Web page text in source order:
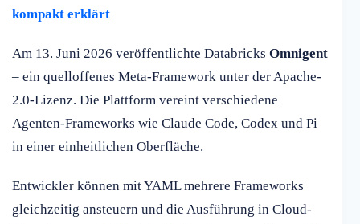
kompakt erklärt
Am 13. Juni 2026 veröffentlichte Databricks Omnigent
– ein quelloffenes Meta-Framework unter der Apache-
2.0-Lizenz. Die Plattform vereint verschiedene
Agenten-Frameworks wie Claude Code, Codex und Pi
in einer einheitlichen Oberfläche.
Entwickler können mit YAML mehrere Frameworks
gleichzeitig ansteuern und die Ausführung in Cloud-